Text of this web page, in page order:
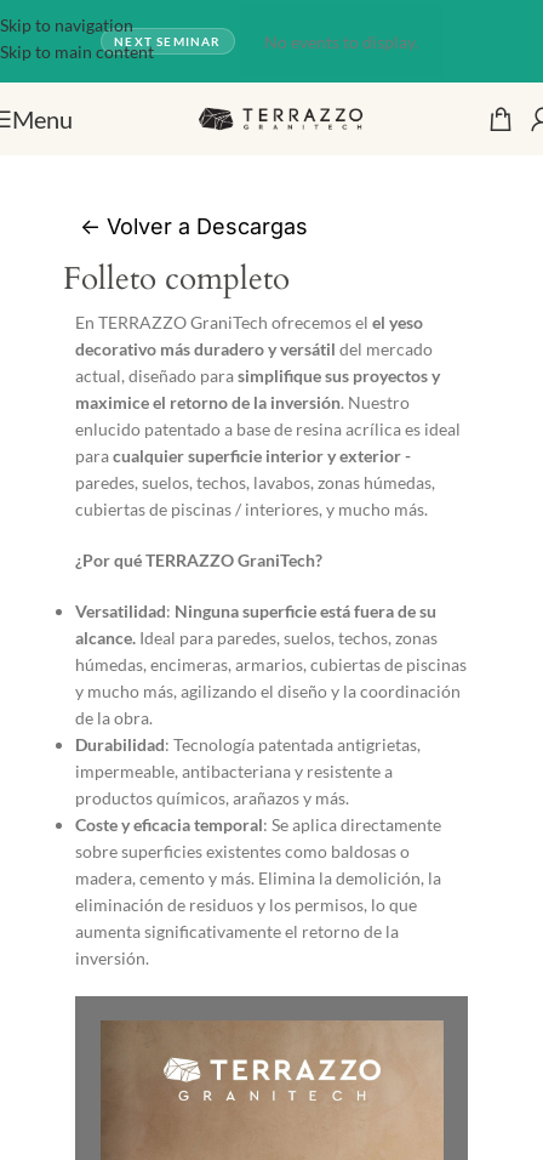
Skip to navigation
Skip to main contentNEXT SEMINAR No events to display.
Menu
<- Volver a Descargas
Folleto completo
En TERRAZZO GraniTech ofrecemos el el yeso
decorativo más duradero y versátil del mercado
actual, diseñado parasimplifique sus proyectos y
maximice el retorno de la inversión. Nuestro
enlucido patentado a base de resina acrílica es ideal
paracualquier superficie interior y exterior -
paredes, suelos, techos, lavabos, zonas húmedas,
cubiertas de piscinas / interiores, y mucho más.
¿Por qué TERRAZZO GraniTech?
Versatilidad: Ninguna superficie está fuera de su
alcance. Ideal para paredes, suelos, techos, zonas
húmedas, encimeras, armarios, cubiertas de piscinas
y mucho más, agilizando el diseño y la coordinación
de la obra.
Durabilidad: Tecnología patentada antigrietas,
impermeable, antibacteriana y resistente a
productos químicos, arañazos y más.
Coste y eficacia temporal: Se aplica directamente
sobre superficies existentes como baldosas o
madera, cemento y más. Elimina la demolición, la
eliminación de residuos y los permisos, lo que
aumenta significativamente el retorno de la
inversión.